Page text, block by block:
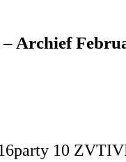
Archief
10